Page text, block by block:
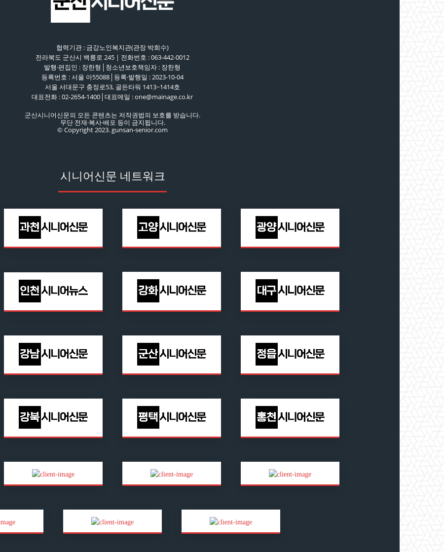
협력기관 : 금강노인복지관(관장 박희수)
전라북도 군산시 백릉로 245 | 전화번호 : 063-442-0012
발행·편집인 : 장한형│청소년보호책임자 : 장한형
등록번호 : 서울 아55088│등록·발행일 : 2023-10-04
서울 서대문구 충정로53, 골든타워 1413~1414호
대표전화 : 02-2654-1400│대표메일 : one@mainage.co.kr
군산시니어신문의 모든 콘텐츠는 저작권법의 보호를 받습니다.
무단 전재·복사·배포 등이 금지됩니다.
© Copyright 2023. gunsan-senior.com
시니어신문 네트워크